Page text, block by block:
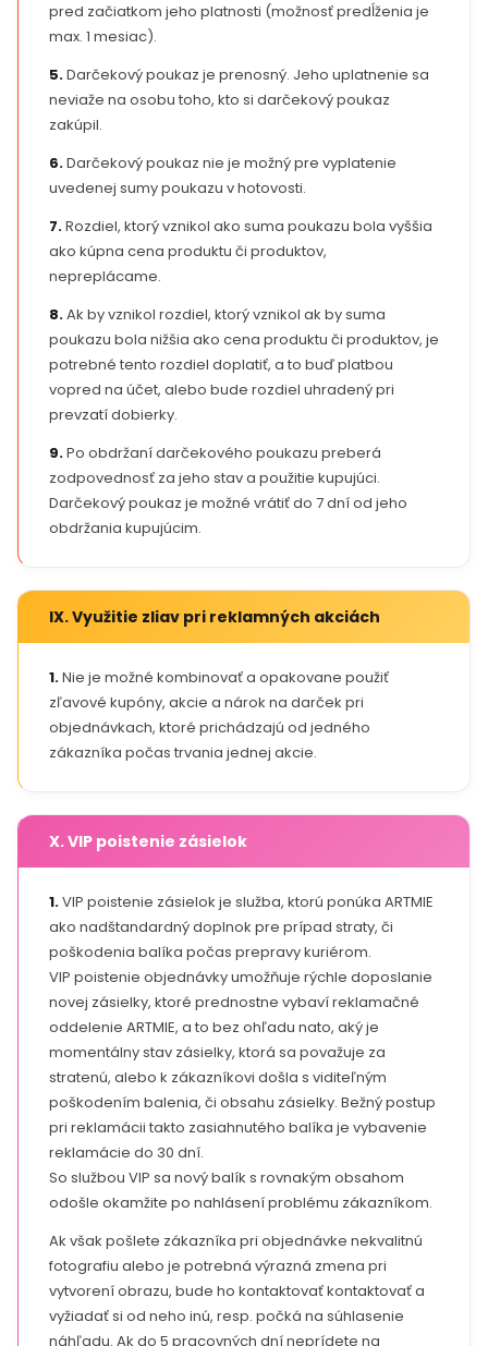
pred začiatkom jeho platnosti (možnosť predĺženia je
max. 1 mesiac).
5.Darčekový poukaz je prenosný. Jeho uplatnenie sa
neviaže na osobu toho, kto si darčekový poukaz
zakúpil.
6.Darčekový poukaz nie je možný pre vyplatenie
uvedenej sumy poukazu v hotovosti.
7.Rozdiel, ktorý vznikol ako suma poukazu bola vyššia
ako kúpna cena produktu či produktov,
nepreplácame.
8.Ak by vznikol rozdiel, ktorý vznikol ak by suma
poukazu bola nižšia ako cena produktu či produktov, je
potrebné tento rozdiel doplatiť, a to buď platbou
vopred na účet, alebo bude rozdiel uhradený pri
prevzatí dobierky.
9.Po obdržaní darčekového poukazu preberá
zodpovednosť za jeho stav a použitie kupujúci.
Darčekový poukaz je možné vrátiť do 7 dní od jeho
obdržania kupujúcim.
IX. Využitie zliav pri reklamných akciách
1.Nie je možné kombinovať a opakovane použiť
zľavové kupóny, akcie a nárok na darček pri
objednávkach, ktoré prichádzajú od jedného
zákazníka počas trvania jednej akcie.
X. VIP poistenie zásielok
1.VIP poistenie zásielok je služba, ktorú ponúka ARTMIE
ako nadštandardný doplnok pre prípad straty, či
poškodenia balíka počas prepravy kuriérom.
VIP poistenie objednávky umožňuje rýchle doposlanie
novej zásielky, ktoré prednostne vybaví reklamačné
oddelenie ARTMIE, a to bez ohľadu nato, aký je
momentálny stav zásielky, ktorá sa považuje za
stratenú, alebo k zákazníkovi došla s viditeľným
poškodením balenia, či obsahu zásielky. Bežný postup
pri reklamácii takto zasiahnutého balíka je vybavenie
reklamácie do 30 dní.
So službou VIP sa nový balík s rovnakým obsahom
odošle okamžite po nahlásení problému zákazníkom.
Ak však pošlete zákazníka pri objednávke nekvalitnú
fotografiu alebo je potrebná výrazná zmena pri
vytvorení obrazu, bude ho kontaktovať kontaktovať a
vyžiadať si od neho inú, resp. počká na súhlasenie
náhľadu. Ak do 5 pracovných dní neprídete na